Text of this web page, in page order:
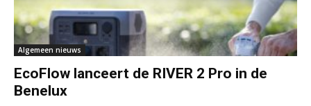
Algemeen nieuws
EcoFlow lanceert de RIVER 2 Pro in de
Benelux